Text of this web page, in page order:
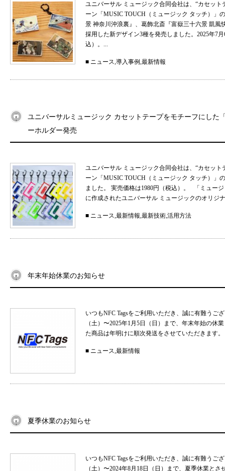
ユニバーサル ミュージック合同会社は、“カセッ
ーン「MUSIC TOUCH（ミュージック タッチ）」
景 神奈川沖浪裏』、葛飾北斎『富嶽三十六景 凱
採用した新デザイン3種を発売しました。2025年7
込）。...
■ ニュース,導入事例,最新情報
ユニバーサルミュージック カセットテープをモチーフにした
ーホルダー発売
ユニバーサル ミュージック合同会社は、“カセッ
ーン「MUSIC TOUCH（ミュージック タッチ）」
ました。 実売価格は1980円（税込）。 「ミュー
に作成されたユニバーサル ミュージックのオリジ
■ ニュース,最新情報,最新技術,活用方法
年末年始休業のお知らせ
いつもNFC Tagsをご利用いただき、誠に有難う
（土）〜2025年1月5日（日）まで、年末年始の
た商品は年明けに順次発送をさせていただきま
■ ニュース,最新情報
夏季休業のお知らせ
いつもNFC Tagsをご利用いただき、誠に有難う
（土）〜2024年8月18日（日）まで、夏季休業と